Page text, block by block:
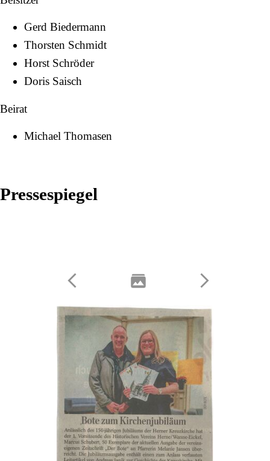
Gerd Biedermann
Thorsten Schmidt
Horst Schröder
Doris Saisch
Beirat
Michael Thomasen
Pressespiegel